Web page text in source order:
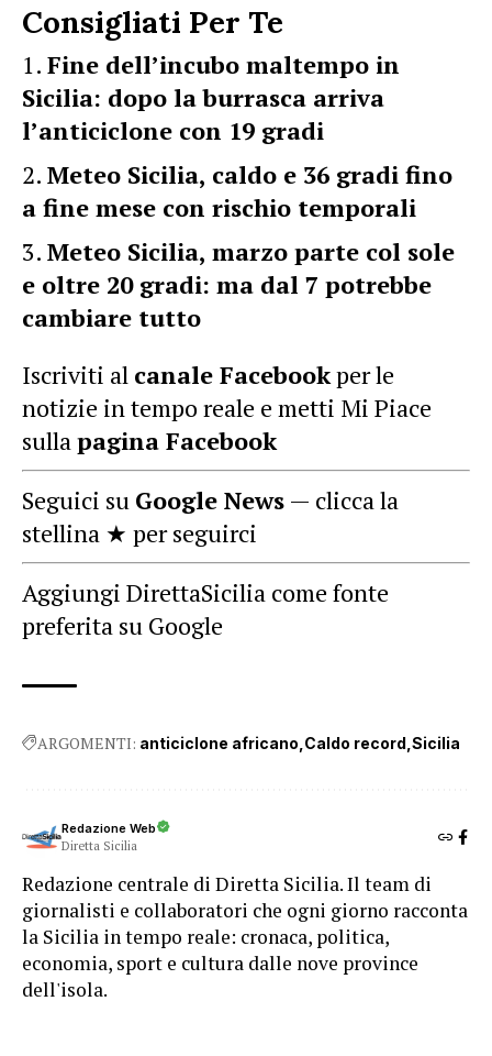
Consigliati Per Te
Fine dell’incubo maltempo in
Sicilia: dopo la burrasca arriva
l’anticiclone con 19 gradi
Meteo Sicilia, caldo e 36 gradi fino
a fine mese con rischio temporali
Meteo Sicilia, marzo parte col sole
e oltre 20 gradi: ma dal 7 potrebbe
cambiare tutto
Iscriviti al canale Facebookper le
notizie in tempo reale e metti Mi Piace
sullapagina Facebook
Seguici su Google News — clicca la
stellina ★ per seguirci
Aggiungi DirettaSicilia come fonte
preferita su Google
ARGOMENTI: anticiclone africano Caldo record Sicilia
Redazione Web
Diretta Sicilia
Redazione centrale di Diretta Sicilia. Il team di
giornalisti e collaboratori che ogni giorno racconta
la Sicilia in tempo reale: cronaca, politica,
economia, sport e cultura dalle nove province
dell'isola.